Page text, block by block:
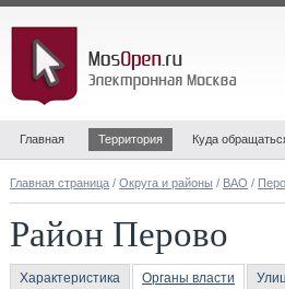
Главная Территория Куда
Главная страница / Округа и районы / ВАО /
Район Перово
Характеристика Органы власти